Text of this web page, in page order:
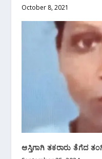
October 8, 2021
ಆಸ್ತಿಗಾಗಿ ತಕರಾರು ತೆಗೆದ